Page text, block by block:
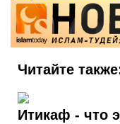
Читайте
Итикаф - что